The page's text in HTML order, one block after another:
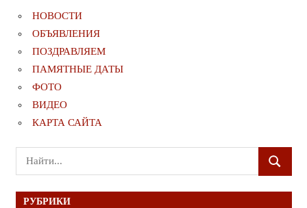
НОВОСТИ
ОБЪЯВЛЕНИЯ
ПОЗДРАВЛЯЕМ
ПАМЯТНЫЕ ДАТЫ
ФОТО
ВИДЕО
КАРТА САЙТА
Поиск
для:
ПОИСК
РУБРИКИ